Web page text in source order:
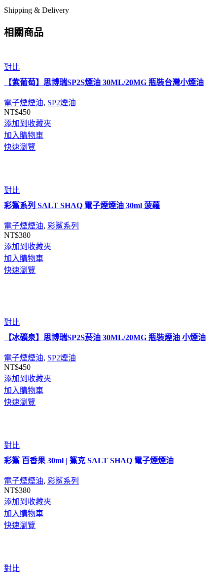
Shipping & Delivery
相關商品
對比
【紫葡萄】思博瑞SP2S煙油 30ML/20MG 瓶裝台灣小煙油
電子煙煙油, SP2煙油
NT$450
添加到收藏夾
加入購物車
快速瀏覽
對比
彩鯊系列 SALT SHAQ 電子煙煙油 30ml 菠蘿
電子煙煙油, 彩鯊系列
NT$380
添加到收藏夾
加入購物車
快速瀏覽
對比
【冰礦泉】思博瑞SP2S菸油 30ML/20MG 瓶裝煙油 小煙油
電子煙煙油, SP2煙油
NT$450
添加到收藏夾
加入購物車
快速瀏覽
對比
彩鯊 百香果 30ml | 鯊克 SALT SHAQ 電子煙煙油
電子煙煙油, 彩鯊系列
NT$380
添加到收藏夾
加入購物車
快速瀏覽
對比